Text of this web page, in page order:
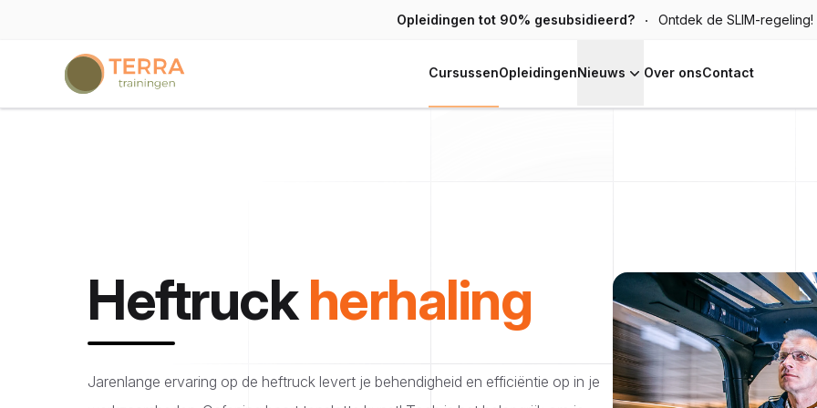
Opleidingen tot 90% gesubsidieerd? Ontdek de SLIM-regeling!
Terra trainingen
CursussenOpleidingenNieuws Over onsContact
Heftruckherhaling
Jarenlange ervaring op de heftruck levert je behendigheid en efficiëntie op in je